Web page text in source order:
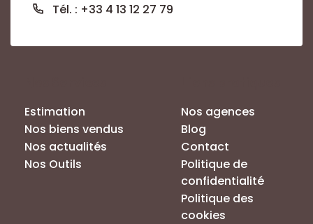
Tél. : +33 4 13 12 27 79
Estimation
Nos biens vendus
Nos actualités
Nos Outils
Nos agences
Blog
Contact
Politique de
confidentialité
Politique des
cookies